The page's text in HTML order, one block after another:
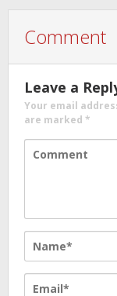
Comment
Leave a
Your email
are marked *